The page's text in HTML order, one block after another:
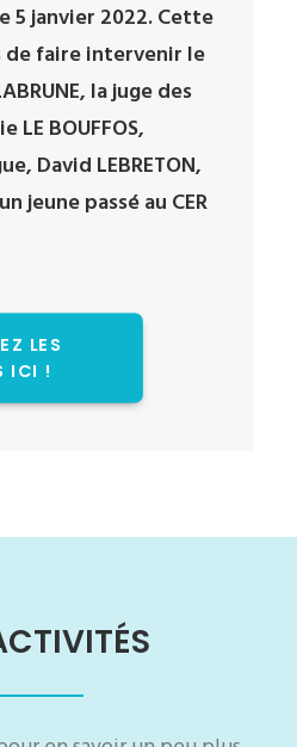
5 janvier 2022. Cette
de faire intervenir le
la juge des
LE BOUFFOS,
David LEBRETON,
jeune passé au CER
LES
ICI !